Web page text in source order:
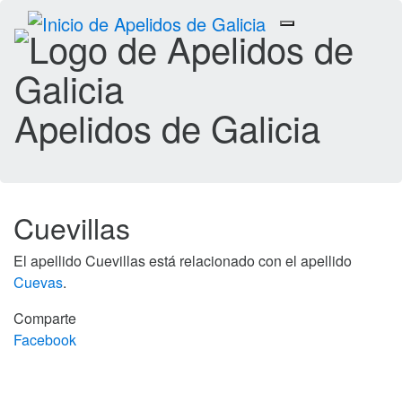
Toggle
navigation
Apelidos de Galicia
Cuevillas
El apellido Cuevillas está relacionado con el apellido
Cuevas.
Comparte
Facebook